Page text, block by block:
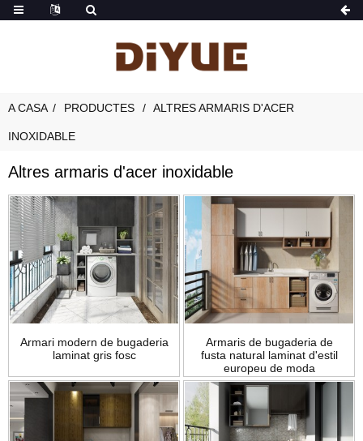
A CASA PRODUCTES ALTRES ARMARIS D'ACER
INOXIDABLE
Altres armaris d'acer inoxidable
Armari modern de bugaderia
laminat gris fosc
Armaris de bugaderia de
fusta natural laminat d'estil
europeu de moda